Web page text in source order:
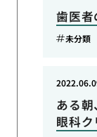
歯医者
未分類
ある
眼科